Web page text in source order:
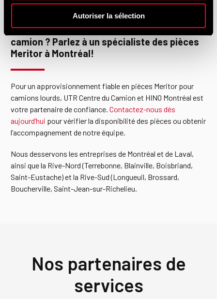
Autoriser la sélection
À la recherche de pièces Meritor pour votre
camion ? Parlez à un spécialiste des pièces
Meritor à Montréal!
Pour un approvisionnement fiable en pièces Meritor pour
camions lourds, UTR Centre du Camion et HINO Montréal est
votre partenaire de confiance.Contactez-nous dès
aujourd’hui pour vérifier la disponibilité des pièces ou obtenir
l’accompagnement de notre équipe.
Nous desservons les entreprises de Montréal et de Laval,
ainsi que la Rive-Nord (Terrebonne, Blainville, Boisbriand,
Saint-Eustache) et la Rive-Sud (Longueuil, Brossard,
Boucherville, Saint-Jean-sur-Richelieu.
Nos partenaires de
services